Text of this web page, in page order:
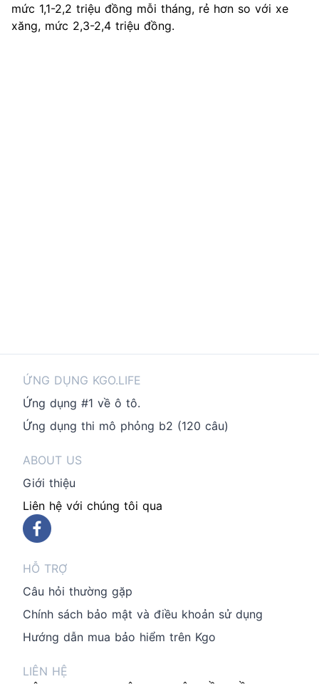
mức 1,1-2,2 triệu đồng mỗi tháng, rẻ hơn so với xe
xăng, mức 2,3-2,4 triệu đồng.
ỨNG DỤNG KGO.LIFE
Ứng dụng #1 về ô tô.
Ứng dụng thi mô phỏng b2 (120 câu)
ABOUT US
Giới thiệu
Liên hệ với chúng tôi qua
HỖ TRỢ
Câu hỏi thường gặp
Chính sách bảo mật và điều khoản sử dụng
Hướng dẫn mua bảo hiểm trên Kgo
LIÊN HỆ